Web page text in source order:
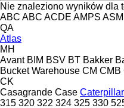
Nie znaleziono wyników dla
ABC ABC ACDE AMPS ASM
QA
Atlas
MH
Avant BIM BSV BT Bakker
Bucket Warehouse CM CMB
CK
Casagrande Case Caterpillar
315 320 322 324 325 330